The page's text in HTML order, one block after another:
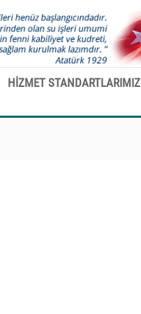
HİZMET STANDARTLARIMIZ